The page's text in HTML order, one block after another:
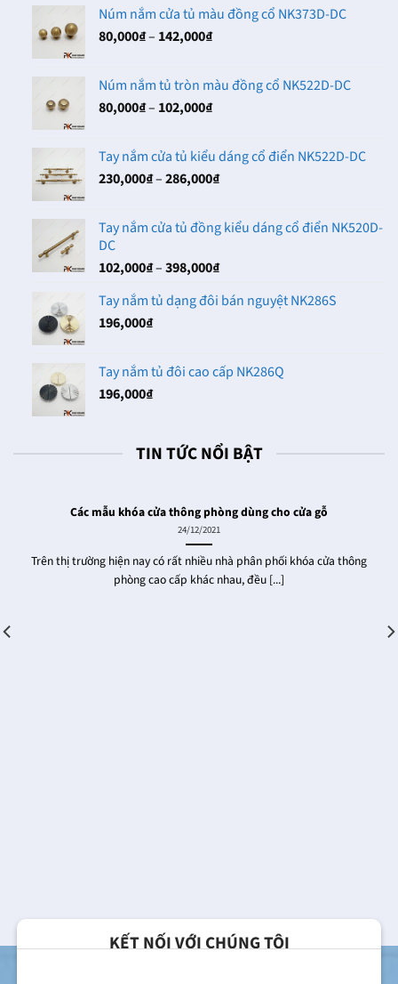
66,000₫
đến
Núm nắm cửa tủ màu đồng cổ NK373D-DC
80,000₫– 142,000₫Khoảng
80,000₫
đến
Núm nắm tủ tròn màu đồng cổ NK522D-DC
80,000₫– 102,000₫Khoảng
80,000₫
đến
Tay nắm cửa tủ kiểu dáng cổ điển NK522D-DC
230,000₫–286,000₫Khoảng
230,000₫
286,000₫
Tay nắm cửa tủ đồng kiểu dáng cổ điển NK520D-
DC
102,000₫–398,000₫Khoảng
từ
398,000₫
Tay nắm tủ dạng đôi bán nguyệt NK286S
196,000₫
Tay nắm tủ đôi cao cấp NK286Q
196,000₫
TIN TỨC NỔI BẬT
Các mẫu khóa cửa thông phòng dùng cho cửa gỗ
24/12/2021
Trên thị trường hiện nay có rất nhiều nhà phân phối khóa cửa thông
phòng cao cấp khác nhau, đều [...]
KẾT NỐI VỚI CHÚNG TÔI